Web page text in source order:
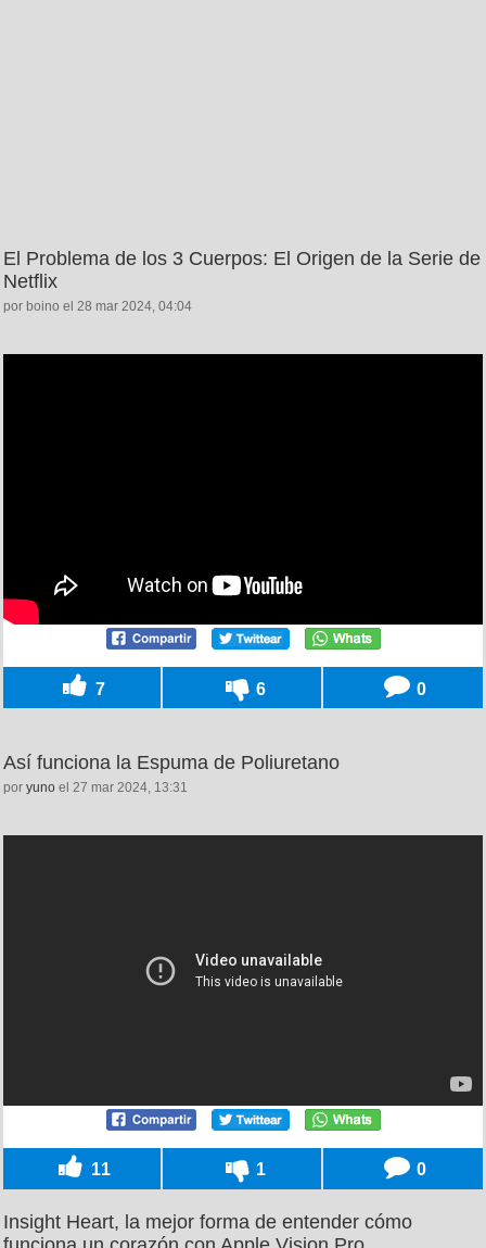
El Problema de los 3 Cuerpos: El Origen de la Serie de
Netflix
por boino el 28 mar 2024, 04:04
7 6 0
Así funciona la Espuma de Poliuretano
por yuno el 27 mar 2024, 13:31
11 1 0
Insight Heart, la mejor forma de entender cómo